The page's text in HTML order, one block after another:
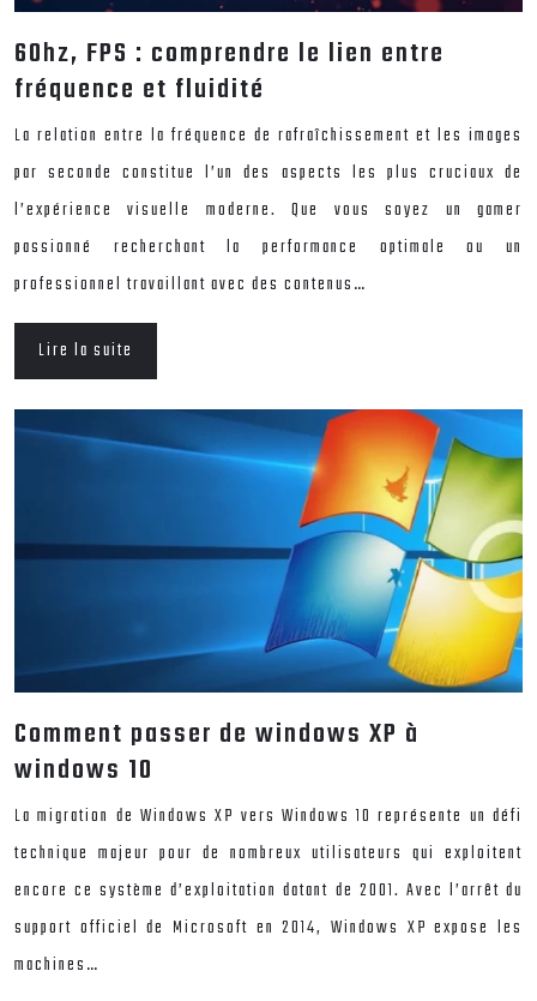
60hz, FPS : comprendre le lien entre
fréquence et fluidité
La relation entre la fréquence de rafraîchissement et les images
par seconde constitue l’un des aspects les plus cruciaux de
l’expérience visuelle moderne. Que vous soyez un gamer
passionné recherchant la performance optimale ou un
professionnel travaillant avec des contenus…
Lire la suite
Comment passer de windows XP à
windows 10
La migration de Windows XP vers Windows 10 représente un défi
technique majeur pour de nombreux utilisateurs qui exploitent
encore ce système d’exploitation datant de 2001. Avec l’arrêt du
support officiel de Microsoft en 2014, Windows XP expose les
machines…